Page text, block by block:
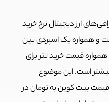
ارز دیجیتال نرخ خرید
و همواره یک اسپردی بین
قیمت خرید تتر برای
است. این موضوع
بیت کوین به تومان در